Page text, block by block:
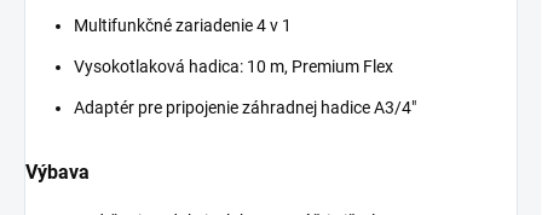
Multifunkčné zariadenie 4 v 1
Vysokotlaková hadica: 10 m, Premium Flex
Adaptér pre pripojenie záhradnej hadice A3/4"
Výbava